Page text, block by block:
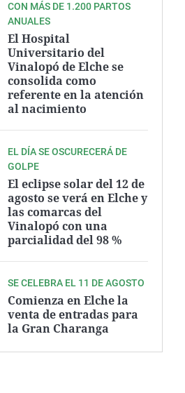
CON MÁS DE 1.200 PARTOS
ANUALES
El Hospital
Universitario del
Vinalopó de Elche se
consolida como
referente en la atención
al nacimiento
EL DÍA SE OSCURECERÁ DE
GOLPE
El eclipse solar del 12 de
agosto se verá en Elche y
las comarcas del
Vinalopó con una
parcialidad del 98 %
SE CELEBRA EL 11 DE AGOSTO
Comienza en Elche la
venta de entradas para
la Gran Charanga